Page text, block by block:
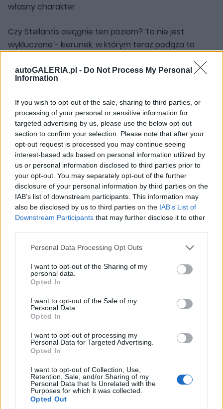
autoGALERIA.pl - Do Not Process My Personal
Information
If you wish to opt-out of the sale, sharing to third parties, or
processing of your personal or sensitive information for
targeted advertising by us, please use the below opt-out
section to confirm your selection. Please note that after your
opt-out request is processed you may continue seeing
interest-based ads based on personal information utilized by
us or personal information disclosed to third parties prior to
your opt-out. You may separately opt-out of the further
disclosure of your personal information by third parties on the
IAB’s list of downstream participants. This information may
also be disclosed by us to third parties on the IAB’s List of
Downstream Participants that may further disclose it to other
Please note that this website/app uses one or more Google
not limited to your visit or usage behaviour. You may click to
grant or deny consent to Google and its third-party tags to
use your data for below specified purposes in below Google
consent section.
Personal Data Processing Opt Outs
I want to opt-out of the Sharing of my
personal data.
Opted In
I want to opt-out of the Sale of my
Personal Data.
Opted In
I want to opt-out of processing my
Personal Data for Targeted Advertising.
Opted In
I want to opt-out of Collection, Use,
Retention, Sale, and/or Sharing of my
Personal Data that Is Unrelated with the
Purposes for which it was collected.
Opted Out
własny charakter.
Czy Stellantis osiągnie ten poziom? To nie jest
wykluczone - kierunek, w którym teraz podąża ta
optymalizacja oferty, rozsądniejszy podział marek i
przede wszystkim postawienie na jedną technologię
ewidentnie "podglądał" tutaj Volkswagena i może to
być dobra inspiracja.
Piotr Zajt
Wielki fan dziwnych samochodów, których nikt nie lubi i
pasjonat kina klasy B. Po godzinach oddaje się
majsterkowaniu i dłubaniu w elektronice. W redakcji
portalu autoGALERIA.pl odpowiada za codzienne newsy,
porady i ciekawostki
Przeczytaj także
PRODUCENCI I RYNEK
3 ZDJĘĆ
Mazda wyciąga z grobu
CX-3. Nowa generacja już
jeździ po drogach
8 ZDJĘĆ
Miał być koniec zabawy
bez V8. Tymczasem nowy
Dodge Charger